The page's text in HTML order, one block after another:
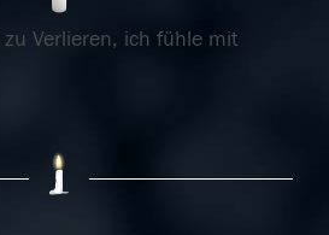
Verlieren, ich fühle mit